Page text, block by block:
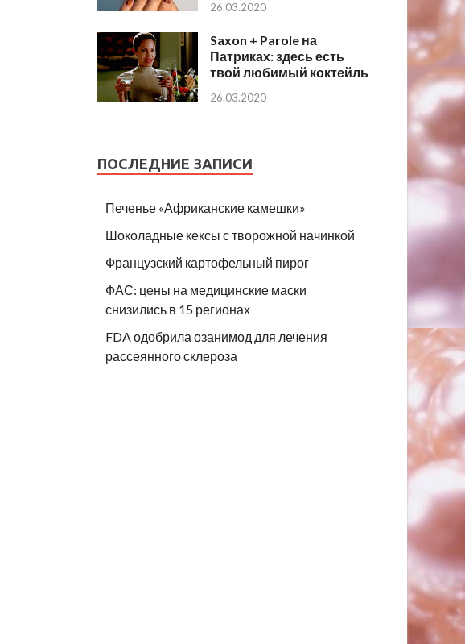
26.03.2020
Saxon + Parole на
Патриках: здесь есть
твой любимый коктейль
26.03.2020
ПОСЛЕДНИЕ ЗАПИСИ
Печенье «Африканские камешки»
Шоколадные кексы с творожной начинкой
Французский картофельный пирог
ФАС: цены на медицинские маски
снизились в 15 регионах
FDA одобрила озанимод для лечения
рассеянного склероза